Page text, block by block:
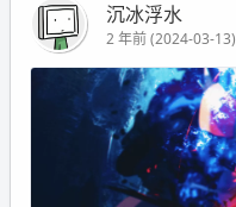
沉冰浮水
2 年前 (2024-03-13)